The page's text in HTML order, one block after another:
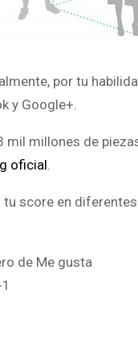
por tu
y Google+.
mil millones de
oficial.
score en
de Me gusta